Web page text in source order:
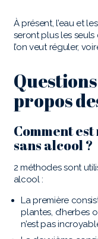
À présent, l’eau et
seront plus les
l’on veut réguler,
propos
Comment
sans alcool ?
2 méthodes sont
alcool :
La première
plantes, d’herbes
n’est pas